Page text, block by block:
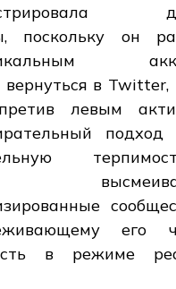
поскольку он
вернуться в
левым
подход
его
в режиме